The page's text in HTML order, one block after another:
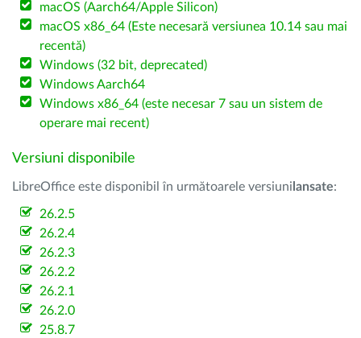
macOS (Aarch64/Apple Silicon)
macOS x86_64 (Este necesară versiunea 10.14 sau mai
recentă)
Windows (32 bit, deprecated)
Windows Aarch64
Windows x86_64 (este necesar 7 sau un sistem de
operare mai recent)
Versiuni disponibile
LibreOffice este disponibil în următoarele versiuni lansate:
26.2.5
26.2.4
26.2.3
26.2.2
26.2.1
26.2.0
25.8.7